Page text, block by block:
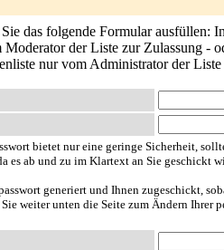
das folgende Formular
der Liste zur Zulassung
nur vom Administrator der
bietet nur eine geringe Sicherheit,
es ab und zu im Klartext an Sie geschickt
generiert und Ihnen zugeschickt,
weiter unten die Seite zum Ändern